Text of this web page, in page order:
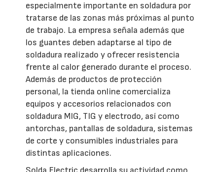
especialmente importante en soldadura por
tratarse de las zonas más próximas al punto
de trabajo. La empresa señala además que
los guantes deben adaptarse al tipo de
soldadura realizado y ofrecer resistencia
frente al calor generado durante el proceso.
Además de productos de protección
personal, la tienda online comercializa
equipos y accesorios relacionados con
soldadura MIG, TIG y electrodo, así como
antorchas, pantallas de soldadura, sistemas
de corte y consumibles industriales para
distintas aplicaciones.